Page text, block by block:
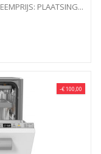
PLAATSING...
-€ 100,00